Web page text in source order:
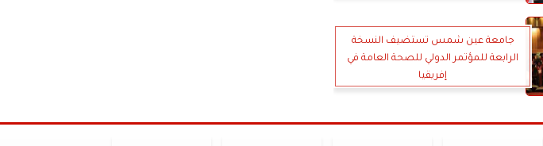
جامعة عين شمس تستضيف النسخة
الرابعة للمؤتمر الدولي للصحة العامة في
إفريقيا